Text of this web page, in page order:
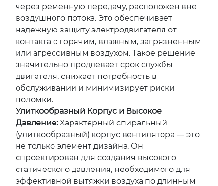
через ременную передачу, расположен вне
воздушного потока. Это обеспечивает
надежную защиту электродвигателя от
контакта с горячим, влажным, загрязненным
или агрессивным воздухом. Такое решение
значительно продлевает срок службы
двигателя, снижает потребность в
обслуживании и минимизирует риски
поломки.
Улиткообразный Корпус и Высокое
Давление:Характерный спиральный
(улиткообразный) корпус вентилятора — это
не только элемент дизайна. Он
спроектирован для создания высокого
статического давления, необходимого для
эффективной вытяжки воздуха по длинным